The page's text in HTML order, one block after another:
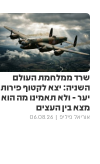
שרד ממלחמת העולם
השניה: יצא לקטוף פירות
יער - ולא תאמינו מה הוא
מצא בין העצים
אוריאל פיליפ 06.08.26